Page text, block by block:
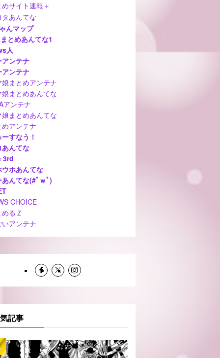
めサイト速報＋
タあんてな
んマップ
とめあんてな1
人
アンテナ
アンテナ
娘まとめアンテナ
娘まとめあんてな
アンテナ
娘まとめあんてな
めアンテナ
すなう！
あんてな
3rd
ウホあんてな
んてな(#ﾟｗﾟ)
CHOICE
るＺ
いアンテナ
記事